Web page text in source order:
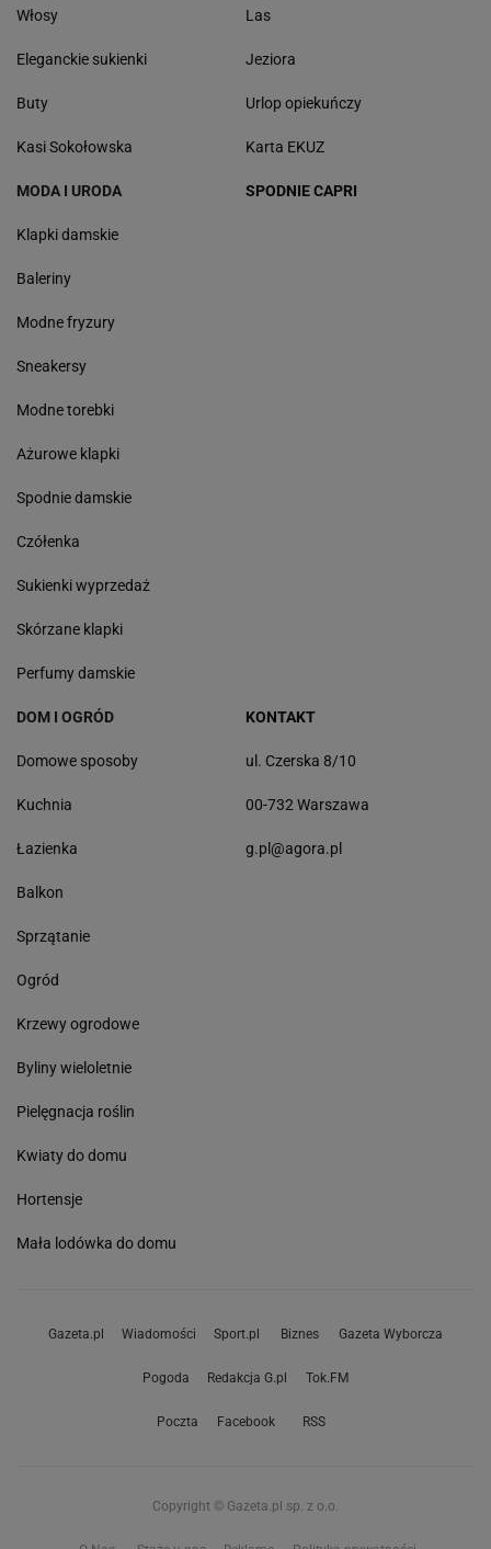
Włosy
Eleganckie sukienki
Buty
Kasi Sokołowska
Las
Jeziora
Urlop opiekuńczy
Karta EKUZ
MODA I URODA
Klapki damskie
Baleriny
Modne fryzury
Sneakersy
Modne torebki
Ażurowe klapki
Spodnie damskie
Czółenka
Sukienki wyprzedaż
Skórzane klapki
Perfumy damskie
SPODNIE CAPRI
DOM I OGRÓD
Domowe sposoby
Kuchnia
Łazienka
Balkon
Sprzątanie
Ogród
Krzewy ogrodowe
Byliny wieloletnie
Pielęgnacja roślin
Kwiaty do domu
Hortensje
Mała lodówka do domu
KONTAKT
ul. Czerska 8/10
00-732 Warszawa
g.pl@agora.pl
Gazeta.pl Wiadomości Sport.pl Biznes Gazeta Wyborcza
Pogoda Redakcja G.pl Tok.FM
Poczta Facebook RSS
Copyright © Gazeta.pl sp. z o.o.